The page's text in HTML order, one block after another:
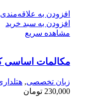
افزودن به علاقه‌مندی
افزودن به سبد خرید
مشاهده سریع
مکالمات ‌اساسی
زبان تخصصی,
230,000 تومان